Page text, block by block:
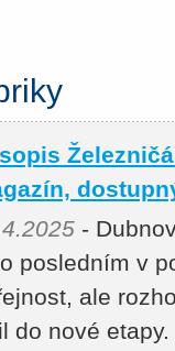
-
posledním v
ale
do nové